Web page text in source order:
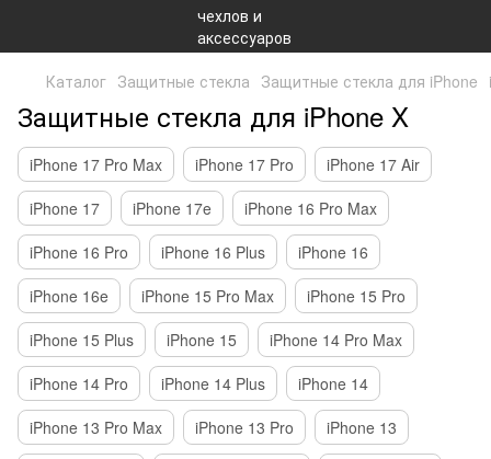
Каталог Защитные стекла Защитные стекла для iPhone
Защитные стекла для iPhone X
iPhone 17 Pro Max iPhone 17 Pro
iPhone 17 Air
iPhone 17
iPhone 17e
iPhone 16 Pro Max
iPhone 16 Pro
iPhone 16 Plus
iPhone 16
iPhone 16e
iPhone 15 Pro Max
iPhone 15 Pro
iPhone 15 Plus
iPhone 15
iPhone 14 Pro Max
iPhone 14 Pro
iPhone 14 Plus
iPhone 14
iPhone 13 Pro Max
iPhone 13 Pro
iPhone 13